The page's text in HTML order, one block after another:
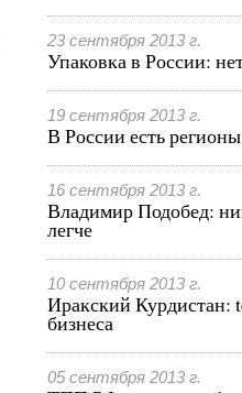
23 сентября 2013 г.
Упаковка в России:
19 сентября 2013 г.
В России есть
16 сентября 2013 г.
Владимир Подобед:
легче
10 сентября 2013 г.
Иракский Курдистан:
бизнеса
05 сентября 2013 г.